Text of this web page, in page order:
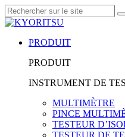
PRODUIT
PRODUIT
INSTRUMENT DE
MULTIMÈTRE
PINCE
TESTEUR
TESTEUR DE